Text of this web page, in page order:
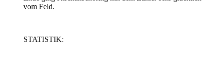
vom Feld.
STATISTIK: